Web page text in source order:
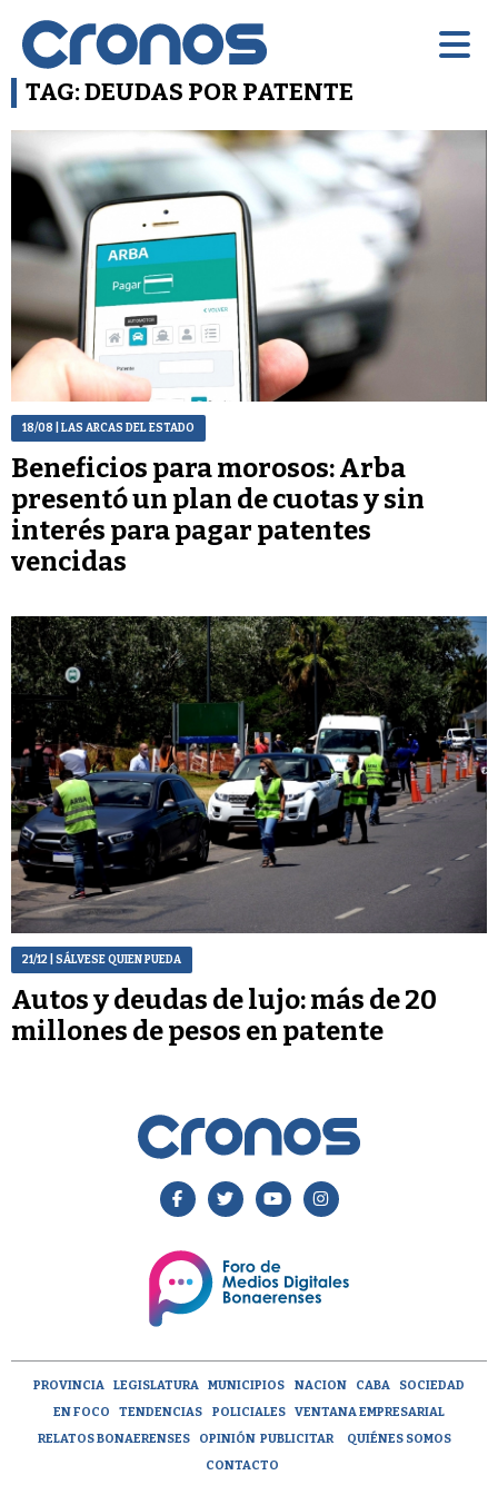
TAG: DEUDAS POR PATENTE
18/08 | LAS ARCAS DEL ESTADO
Beneficios para morosos: Arba
presentó un plan de cuotas y sin
interés para pagar patentes
vencidas
21/12 | SÁLVESE QUIEN PUEDA
Autos y deudas de lujo: más de 20
millones de pesos en patente
PROVINCIA LEGISLATURA MUNICIPIOS NACION CABA
SOCIEDAD
EN FOCO
TENDENCIAS POLICIALES
VENTANA EMPRESARIAL
RELATOS BONAERENSES
OPINIÓN PUBLICITAR
QUIÉNES SOMOS
CONTACTO